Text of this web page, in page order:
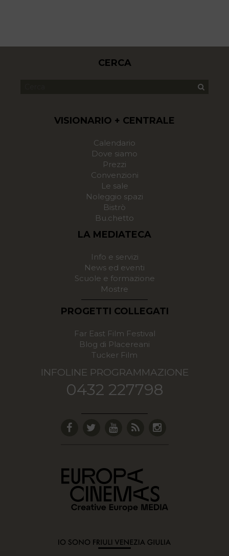
CERCA
VISIONARIO + CENTRALE
Calendario
Dove siamo
Prezzi
Convenzioni
Le sale
Noleggio spazi
Bistrò
Bu.chetto
LA MEDIATECA
Info e servizi
News ed eventi
Scuole e formazione
Mostre
PROGETTI COLLEGATI
Far East Film Festival
Blog di Placereani
Tucker Film
INFOLINE PROGRAMMAZIONE
0432 227798